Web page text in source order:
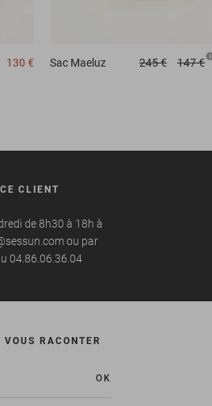
130 € Sac Maeluz 245 € 147 €
CLIENT
de 8h30 à 18h à
ou par
04.86.06.36.04
RACONTER
OK